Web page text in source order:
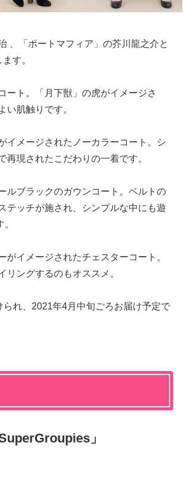
、「ポートマフィア」の芥川龍之介と
す。
ート。「月下獣」の虎がイメージさ
い肌触りです。
イメージされたノーカラーコート。シ
現されたこだわりの一着です。
ルブラックのガウンコート。ベルトの
テッチが施され、シンプルな中にも遊
イメージされたチェスターコート。
ングするのもオススメ。
れ、2021年4月中旬ごろお届け予定で
」